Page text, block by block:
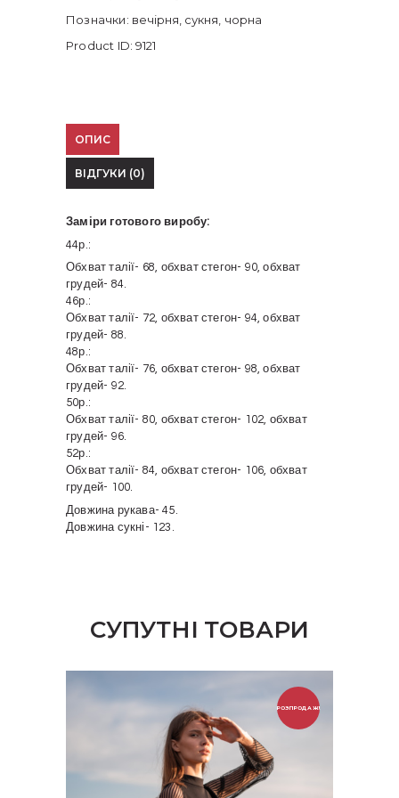
Позначки: вечірня сукня чорна
Product ID:9121
ОПИС
ВІДГУКИ (0)
Заміри готового виробу:
44р.:
Обхват талії- 68, обхват стегон- 90, обхват
грудей- 84.
46р.:
Обхват талії- 72, обхват стегон- 94, обхват
грудей- 88.
48р.:
Обхват талії- 76, обхват стегон- 98, обхват
грудей- 92.
50р.:
Обхват талії- 80, обхват стегон- 102, обхват
грудей- 96.
52р.:
Обхват талії- 84, обхват стегон- 106, обхват
грудей- 100.
Довжина рукава- 45.
Довжина сукні- 123.
СУПУТНІ ТОВАРИ
РОЗПРОДАЖ!